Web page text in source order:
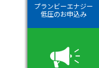
プランビーエナジー
低圧のお申込み